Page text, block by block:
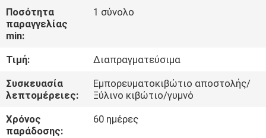
ΕΠΙΣΚΈΨΕΙΣ
ΕΡΓΟΣΤΆΣΙΟ
ΈΛΕΓΧΟΣ
ΠΟΙΌΤΗΤΑΣ
Ποσότητα
παραγγελίας
min:
1 σύνολο
Τιμή:
Διαπραγματεύσιμα
Συσκευασία
λεπτομέρειες:
Εμπορευματοκιβώτιο αποστολής/
Ξύλινο κιβώτιο/γυμνό
Χρόνος
παράδοσης:
60 ημέρες